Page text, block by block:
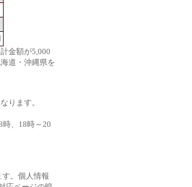
金額が5,000
道・沖縄県を
ります。
時、18時～20
す。個人情報